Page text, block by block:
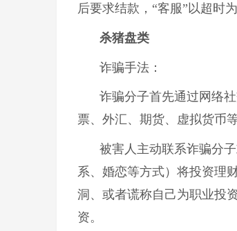
后要求结款，“客服”以超时
杀猪盘类
诈骗手法：
诈骗分子首先通过网络
票、外汇、期货、虚拟货币
被害人主动联系诈骗分
系、婚恋等方式）将投资理
洞、或者谎称自己为职业投
资。